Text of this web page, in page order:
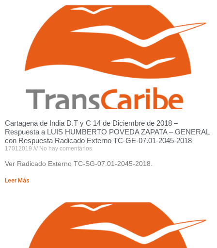
Cartagena de India D.T y C 14 de Diciembre de 2018 –
Respuesta a LUIS HUMBERTO POVEDA ZAPATA – GENERAL
con Respuesta Radicado Externo TC-GE-07.01-2045-2018
17012019 No hay comentarios
Ver Radicado Externo TC-SG-07.01-2045-2018.
Leer Más